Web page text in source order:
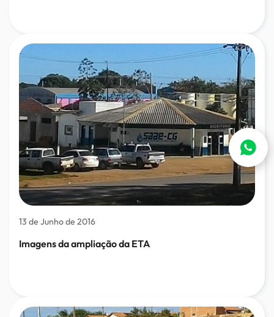
13 de Junho de 2016
Imagens da ampliação da ETA